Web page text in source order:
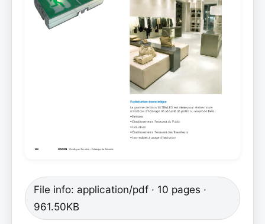
File info: application/pdf · 10 pages ·
961.50KB